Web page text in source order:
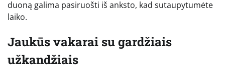
duoną galima pasiruošti iš anksto, kad sutaupytumėte
laiko.
Jaukūs vakarai su gardžiais
užkandžiais